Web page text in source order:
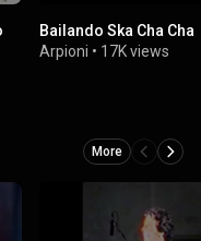
Bailando Ska Cha Cha
Arpioni • 17K views
More